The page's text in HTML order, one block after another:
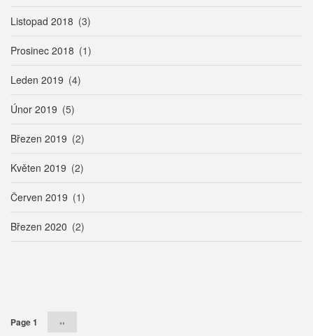
Listopad 2018 (3)
Prosinec 2018 (1)
Leden 2019 (4)
Únor 2019 (5)
Březen 2019 (2)
Květen 2019 (2)
Červen 2019 (1)
Březen 2020 (2)
Page 1 Následující
››